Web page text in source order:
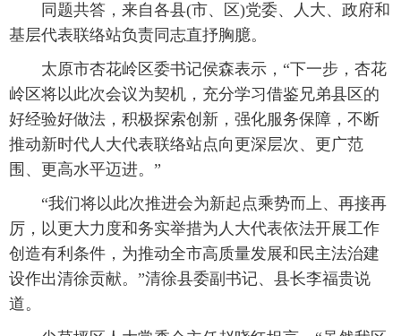
同题共答，来自各县(市、区)党委、人大、政府和
基层代表联络站负责同志直抒胸臆。
太原市杏花岭区委书记侯森表示，“下一步，杏花
岭区将以此次会议为契机，充分学习借鉴兄弟县区的
好经验好做法，积极探索创新，强化服务保障，不断
推动新时代人大代表联络站点向更深层次、更广范
围、更高水平迈进。”
“我们将以此次推进会为新起点乘势而上、再接再
厉，以更大力度和务实举措为人大代表依法开展工作
创造有利条件，为推动全市高质量发展和民主法治建
设作出清徐贡献。”清徐县委副书记、县长李福贵说
道。